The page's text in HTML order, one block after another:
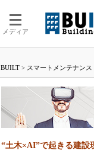
メディア
BUILT > スマートメンテナンス
ト（20）（1/2 ページ）
“土木×AI”で起きる建設